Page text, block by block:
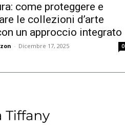
come proteggere e
le collezioni d’arte
un approccio integrato
- Dicembre 17, 2025 0